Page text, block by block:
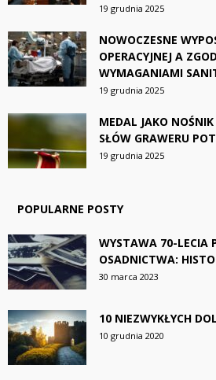
19 grudnia 2025
NOWOCZESNE
OPERACYJNEJ A
WYMAGANIAMI
19 grudnia 2025
MEDAL JAKO
SŁÓW GRAWERU
19 grudnia 2025
POPULARNE POSTY
WYSTAWA 70-LECIA
OSADNICTWA:
30 marca 2023
10 NIEZWYKŁYCH
10 grudnia 2020